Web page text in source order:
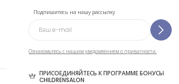
Подпишитесь на нашу рассылку
Ознакомьтесь с нашим уведомлением о приватности.
ПРИСОЕДИНЯЙТЕСЬ К ПРОГРАММЕ БОНУСЫ
CHILDRENSALON